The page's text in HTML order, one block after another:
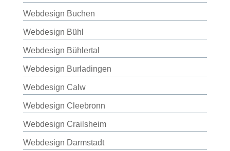
Webdesign Buchen
Webdesign Bühl
Webdesign Bühlertal
Webdesign Burladingen
Webdesign Calw
Webdesign Cleebronn
Webdesign Crailsheim
Webdesign Darmstadt